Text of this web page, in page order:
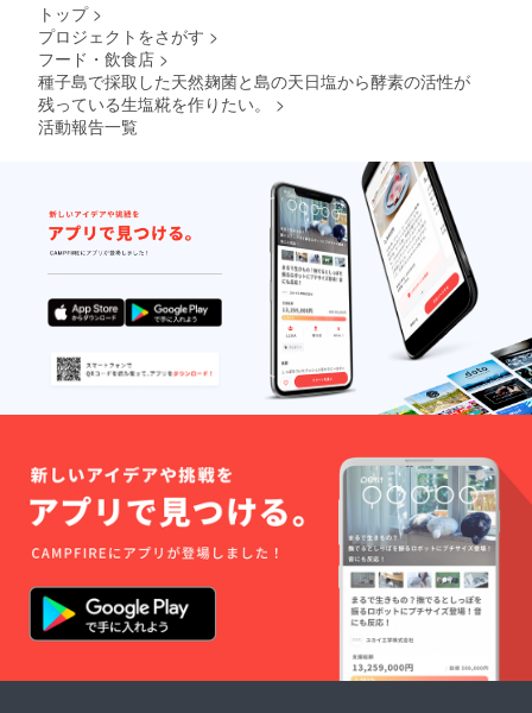
すが美
をお届
けした
いと思
います
ので宜
しくお
願い致
しま
す。
す。お
待たせ
生塩糀
と米糀
をお届
けした
いと思
います
ので宜
しくお
願い致
しま
す。 ※
陶房六
大(木ノ
下裕一)
の土か
ら粘土
を育て
手作り
の登り
窯で薪
の炎に
よって
焼き締
た器た
ち。 島
でも珍
トップ >
プロジェクトをさがす >
フード・飲食店 >
種子島で採取した天然麹菌と島の天日塩から酵素の活性が
残っている生塩糀を作りたい。
>
活動報告一覧